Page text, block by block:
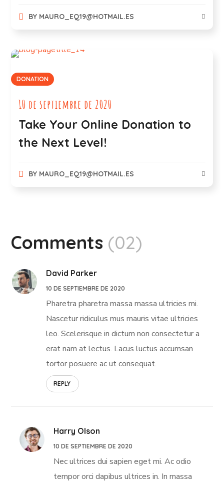
BY MAURO_EQ19@HOTMAIL.ES
DONATION
10 de septiembre de 2020
Take Your Online Donation to
the Next Level!
BY MAURO_EQ19@HOTMAIL.ES
Comments (02)
David Parker
10 DE SEPTIEMBRE DE 2020
Pharetra pharetra massa massa ultricies mi.
Nascetur ridiculus mus mauris vitae ultricies
leo. Scelerisque in dictum non consectetur a
erat nam at lectus. Lacus luctus accumsan
tortor posuere ac ut consequat.
REPLY
Harry Olson
10 DE SEPTIEMBRE DE 2020
Nec ultrices dui sapien eget mi. Ac odio
tempor orci dapibus ultrices in. In massa